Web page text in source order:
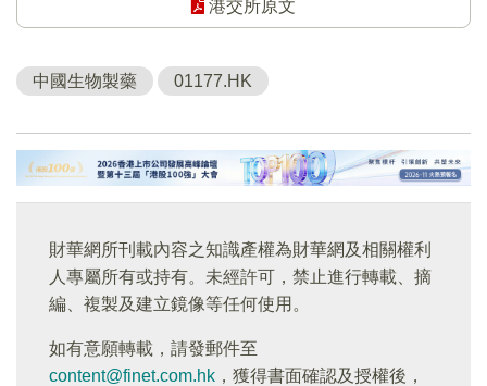
港交所原文
中國生物製藥 01177.HK
財華網所刊載內容之知識產權為財華網及相關權利
人專屬所有或持有。未經許可，禁止進行轉載、摘
編、複製及建立鏡像等任何使用。
如有意願轉載，請發郵件至
content@finet.com.hk ，獲得書面確認及授權後，